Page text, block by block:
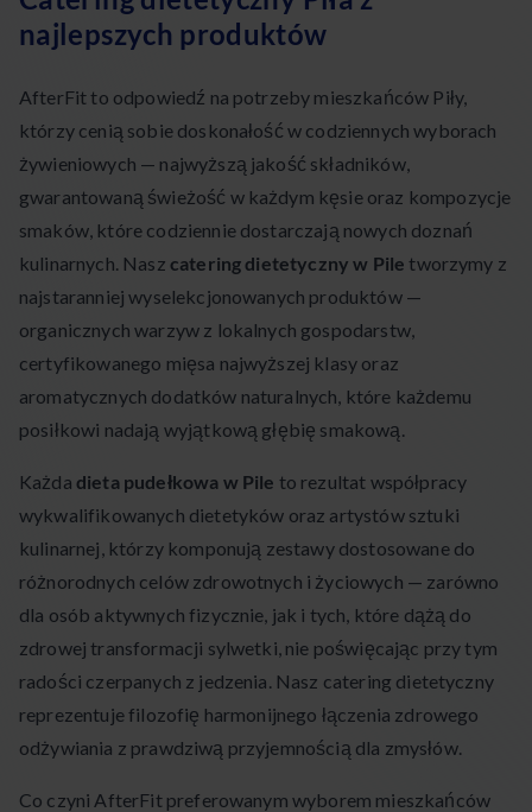
najlepszych produktów
AfterFit to odpowiedź na potrzeby mieszkańców Piły,
którzy cenią sobie doskonałość w codziennych wyborach
żywieniowych — najwyższą jakość składników,
gwarantowaną świeżość w każdym kęsie oraz kompozycje
smaków, które codziennie dostarczają nowych doznań
kulinarnych. Nasz catering dietetyczny w Pile tworzymy z
najstaranniej wyselekcjonowanych produktów —
organicznych warzyw z lokalnych gospodarstw,
certyfikowanego mięsa najwyższej klasy oraz
aromatycznych dodatków naturalnych, które każdemu
posiłkowi nadają wyjątkową głębię smakową.
Każda dieta pudełkowa w Pile to rezultat współpracy
wykwalifikowanych dietetyków oraz artystów sztuki
kulinarnej, którzy komponują zestawy dostosowane do
różnorodnych celów zdrowotnych i życiowych — zarówno
dla osób aktywnych fizycznie, jak i tych, które dążą do
zdrowej transformacji sylwetki, nie poświęcając przy tym
radości czerpanych z jedzenia. Nasz catering dietetyczny
reprezentuje filozofię harmonijnego łączenia zdrowego
odżywiania z prawdziwą przyjemnością dla zmysłów.
Co czyni AfterFit preferowanym wyborem mieszkańców